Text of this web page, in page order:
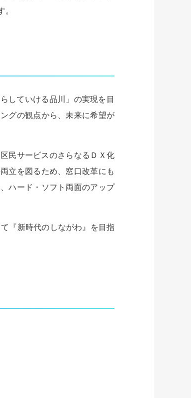
していける品川」の実現を目
グの観点から、未来に希望が
民サービスのさらなるＤＸ化
立を図るため、窓口改革にも
ハード・ソフト両面のアップ
『新時代のしながわ』を目指